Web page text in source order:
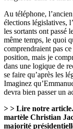
Au téléphone,
élections législatives,
les sortants ont passé
même temps, le quoi
comprendraient pas
position, mais je
dans une logique de
se faire qu’après les
Imaginez
devra bien passer un
> > Lire notre article.
martèle Christian
majorité